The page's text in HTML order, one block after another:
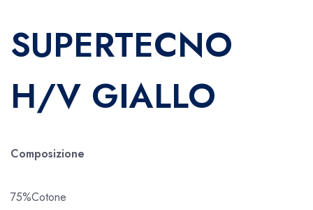
SUPERTECNO
H/V GIALLO
Composizione
75%Cotone